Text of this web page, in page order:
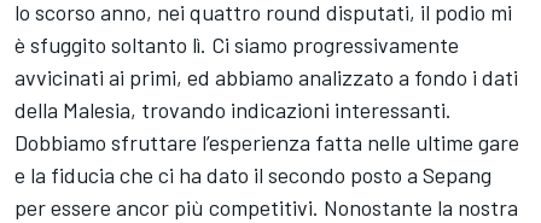
lo scorso anno, nei quattro round disputati, il podio mi
è sfuggito soltanto lì. Ci siamo progressivamente
avvicinati ai primi, ed abbiamo analizzato a fondo i dati
della Malesia, trovando indicazioni interessanti.
Dobbiamo sfruttare l’esperienza fatta nelle ultime gare
e la fiducia che ci ha dato il secondo posto a Sepang
per essere ancor più competitivi. Nonostante la nostra